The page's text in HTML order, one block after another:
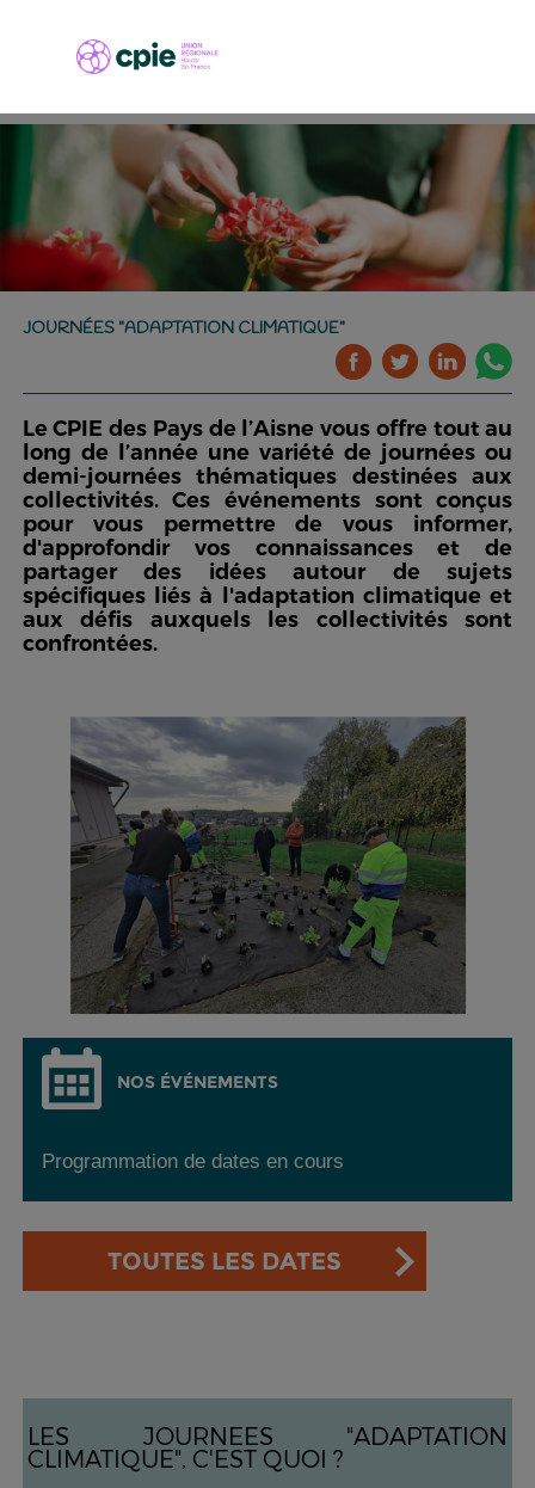
JOURNÉES "ADAPTATION CLIMATIQUE"
Le CPIE des Pays de l’Aisne vous offre tout au
long de l’année une variété de journées ou
demi-journées thématiques destinées aux
collectivités. Ces événements sont conçus
pour vous permettre de vous informer,
d'approfondir vos connaissances et de
partager des idées autour de sujets
spécifiques liés à l'adaptation climatique et
aux défis auxquels les collectivités sont
confrontées.
NOS ÉVÉNEMENTS
Programmation de dates en cours
TOUTES LES DATES
LES JOURNEES "ADAPTATION
CLIMATIQUE", C'EST QUOI ?